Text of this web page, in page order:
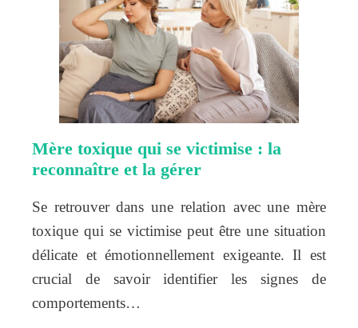
Mère toxique qui se victimise : la
reconnaître et la gérer
Se retrouver dans une relation avec une mère
toxique qui se victimise peut être une situation
délicate et émotionnellement exigeante. Il est
crucial de savoir identifier les signes de
comportements…